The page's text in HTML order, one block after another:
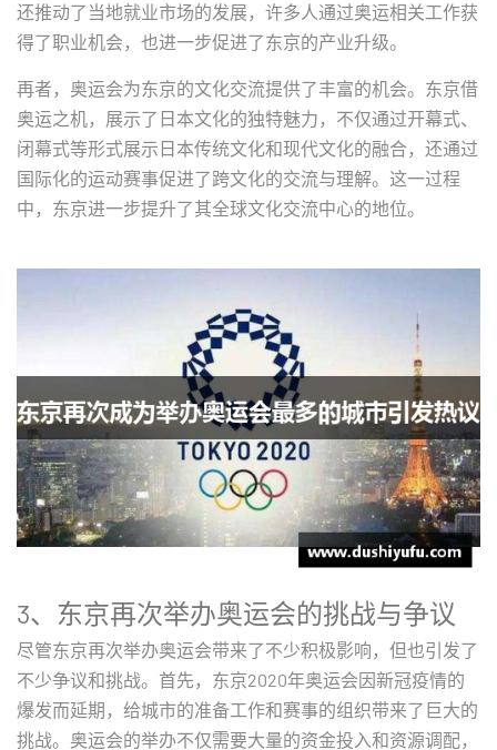
还推动了当地就业市场的发展，许多人通过奥运相关工作获
得了职业机会，也进一步促进了东京的产业升级。
再者，奥运会为东京的文化交流提供了丰富的机会。东京借
奥运之机，展示了日本文化的独特魅力，不仅通过开幕式、
闭幕式等形式展示日本传统文化和现代文化的融合，还通过
国际化的运动赛事促进了跨文化的交流与理解。这一过程
中，东京进一步提升了其全球文化交流中心的地位。
3、东京再次举办奥运会的挑战与争议
尽管东京再次举办奥运会带来了不少积极影响，但也引发了
不少争议和挑战。首先，东京2020年奥运会因新冠疫情的
爆发而延期，给城市的准备工作和赛事的组织带来了巨大的
挑战。奥运会的举办不仅需要大量的资金投入和资源调配，